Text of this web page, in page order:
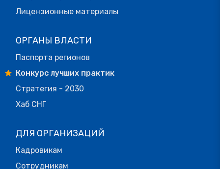
Лицензионные материалы
ОРГАНЫ ВЛАСТИ
Паспорта регионов
Конкурс лучших практик
Стратегия - 2030
Хаб СНГ
ДЛЯ ОРГАНИЗАЦИЙ
Кадровикам
Сотрудникам